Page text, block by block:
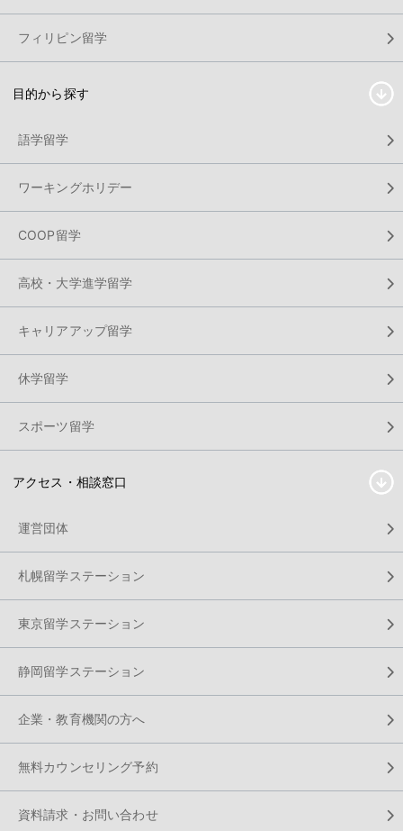
フィリピン留学
目的から探す
語学留学
ワーキングホリデー
COOP留学
高校・大学進学留学
キャリアアップ留学
休学留学
スポーツ留学
アクセス・相談窓口
運営団体
札幌留学ステーション
東京留学ステーション
静岡留学ステーション
企業・教育機関の方へ
無料カウンセリング予約
資料請求・お問い合わせ